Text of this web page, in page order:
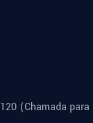
(Chamada